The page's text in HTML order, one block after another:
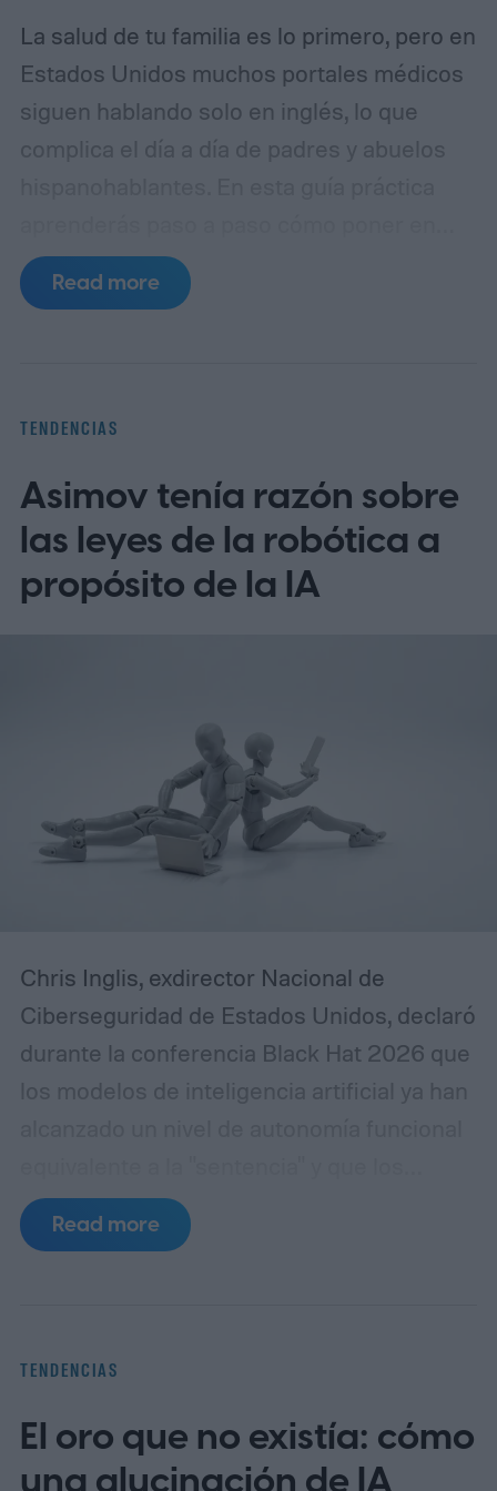
La salud de tu familia es lo primero, pero en
Estados Unidos muchos portales médicos
siguen hablando solo en inglés, lo que
complica el día a día de padres y abuelos
español MyChart (el portal de pacientes
basado en Epic), así como apps populares
Read more
TENDENCIAS
Asimov tenía razón sobre
las leyes de la robótica a
propósito de la IA
Chris Inglis, exdirector Nacional de
Ciberseguridad de Estados Unidos, declaró
durante la conferencia Black Hat 2026 que
los modelos de inteligencia artificial ya han
desarrolladores deben adoptar
urgentemente las tres leyes de la robótica
cuyas normas fueron diseñadas
originalmente para los robots de sus obras
Read more
TENDENCIAS
El oro que no existía: cómo